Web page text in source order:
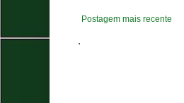
Postagem mais recente
.